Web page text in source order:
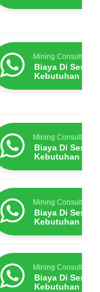
Mining Consultants
Biaya Di
Kebutuhan
Mining Consultants
Biaya Di
Kebutuhan
Mining Consultants
Biaya Di
Kebutuhan
Mining Consultants
Biaya Di
Kebutuhan